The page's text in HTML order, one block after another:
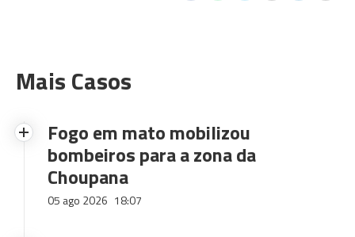
Mais Casos
Fogo em mato mobilizou
bombeiros para a zona da
Choupana
05 ago 2026 18:07